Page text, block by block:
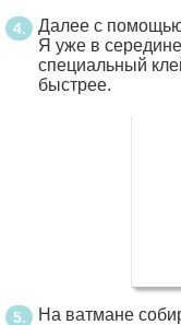
Далее с
Я уже в
специальный
быстрее.
На ватмане